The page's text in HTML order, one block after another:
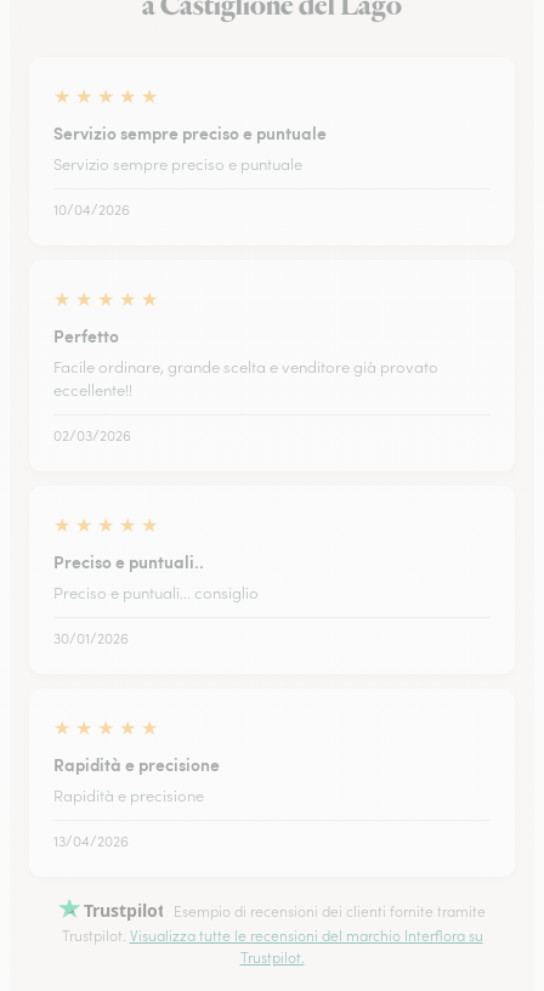
★ ★ ★ ★ ★
Servizio sempre preciso e puntuale
Servizio sempre preciso e puntuale
10/04/2026
★ ★ ★ ★ ★
Perfetto
Facile ordinare, grande scelta e venditore già provato
eccellente!!
02/03/2026
★ ★ ★ ★ ★
Preciso e puntuali..
Preciso e puntuali... consiglio
30/01/2026
★ ★ ★ ★ ★
Rapidità e precisione
Rapidità e precisione
13/04/2026
Trustpilot
Esempio di recensioni dei clienti fornite tramite
Trustpilot. Visualizza tutte le recensioni del marchio Interflora su
Trustpilot.